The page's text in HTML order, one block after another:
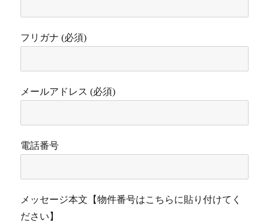
フリガナ (必須)
メールアドレス (必須)
電話番号
メッセージ本文【物件番号はこちらに貼り付けてく
ださい】